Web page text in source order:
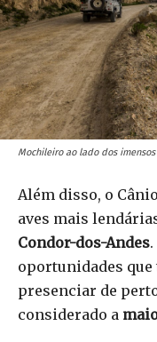
Mochileiro ao lado dos
Além disso, o
aves mais
Condor-dos-Andes
oportunidades
presenciar de
considerado a